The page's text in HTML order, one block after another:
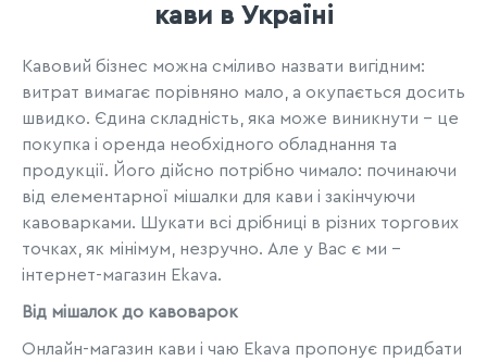
кави в Україні
Кавовий бізнес можна сміливо назвати вигідним:
витрат вимагає порівняно мало, а окупається досить
швидко. Єдина складність, яка може виникнути - це
покупка і оренда необхідного обладнання та
продукції. Його дійсно потрібно чимало: починаючи
від елементарної мішалки для кави і закінчуючи
кавоварками. Шукати всі дрібниці в різних торгових
точках, як мінімум, незручно. Але у Вас є ми -
інтернет-магазин Ekava.
Від мішалок до кавоварок
Онлайн-магазин кави і чаю Ekava пропонує придбати